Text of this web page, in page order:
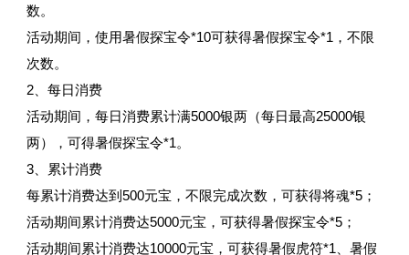
数。
活动期间，使用暑假探宝令*10可获得暑假探宝令*1，不限
次数。
2、每日消费
活动期间，每日消费累计满5000银两（每日最高25000银
两），可得暑假探宝令*1。
3、累计消费
每累计消费达到500元宝，不限完成次数，可获得将魂*5；
活动期间累计消费达5000元宝，可获得暑假探宝令*5；
活动期间累计消费达10000元宝，可获得暑假虎符*1、暑假